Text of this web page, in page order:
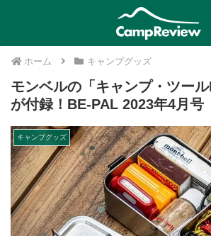
ホーム キャンプグッズ
モンベルの「キャンプ・ツール
が付録！BE-PAL 2023年4月号
キャンプグッズ